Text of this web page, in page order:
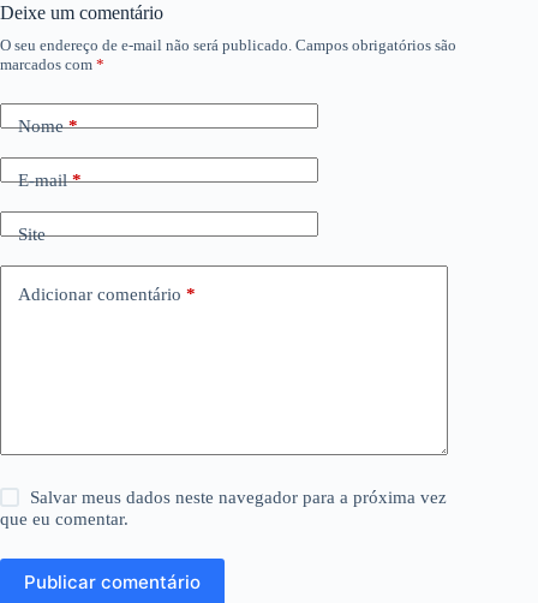
Deixe um comentário
O seu endereço de e-mail não será publicado. Campos obrigatórios são
marcados com *
Nome*
E-mail*
Site
Adicionar comentário *
Salvar meus dados neste navegador para a próxima vez
que eu comentar.
Publicar comentário